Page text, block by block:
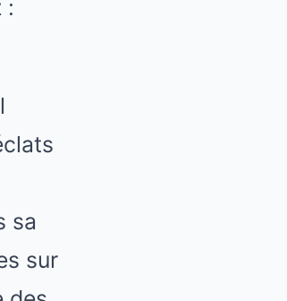
sa
sur